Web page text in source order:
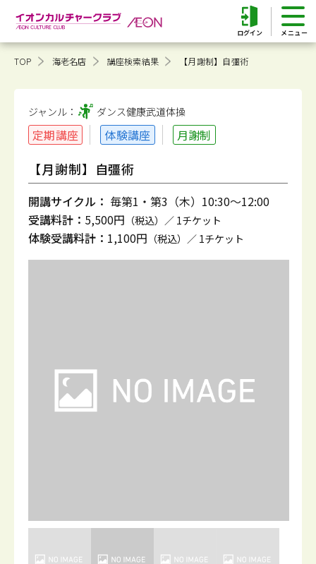
ログイン
TOP 海老名店 講座検索結果 【月謝制】自彊術
ジャンル： ダンス健康武道体操
定期講座 体験講座 月謝制
【月謝制】自彊術
開講サイクル： 毎第1・第3（木）10:30～12:00
受講料計： 5,500円 （税込）／ 1チケット
体験受講料計： 1,100円 （税込）／ 1チケット